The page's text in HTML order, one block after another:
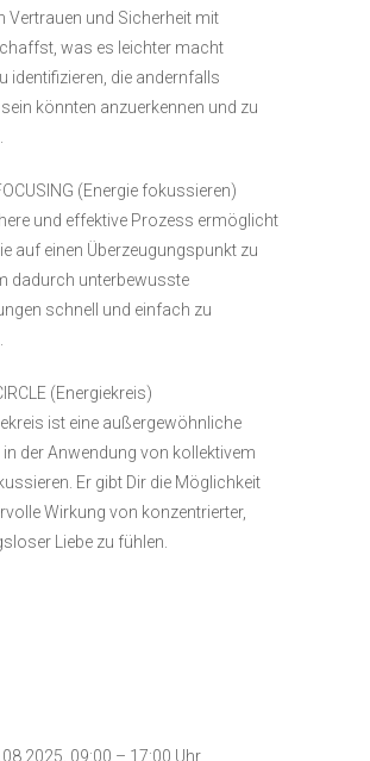
Vertrauen und Sicherheit mit
was es leichter macht
identifizieren, die andernfalls
könnten anzuerkennen und zu
(Energie fokussieren)
und effektive Prozess ermöglicht
auf einen Überzeugungspunkt zu
dadurch unterbewusste
schnell und einfach zu
(Energiekreis)
ist eine außergewöhnliche
der Anwendung von kollektivem
Er gibt Dir die Möglichkeit
Wirkung von konzentrierter,
Liebe zu fühlen.
09:00 – 17:00 Uhr